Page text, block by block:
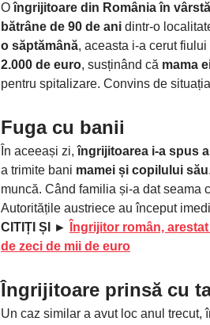
Oîngrijitoare din România în
bătrâne de 90 de ani dintr-o
o săptămână, aceasta i-a cerut
2.000 de euro, susținând că mama
pentru spitalizare. Convins de
Fuga cu banii
În aceeași zi,îngrijitoarea i-a spus
a trimite bani mamei și copilului său
muncă. Când familia și-a dat seama
Autoritățile austriece au început
CITIȚI ȘI ►
Îngrijitor român,
de zeci de mii de euro
Îngrijitoare prinsă cu
Un caz similar a avut loc anul trecut,